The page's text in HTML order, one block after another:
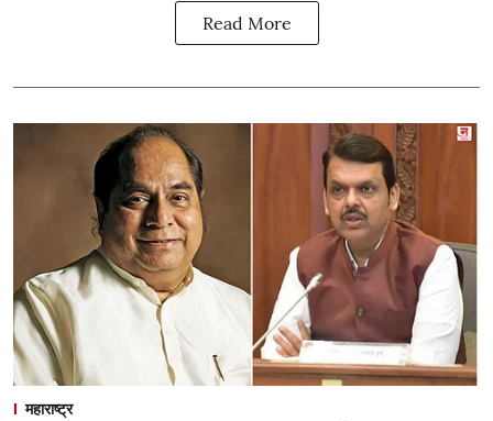
Read More
महाराष्ट्र